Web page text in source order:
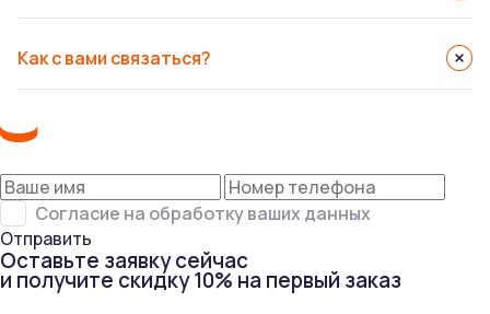
Как с вами связаться?
Согласие на обработку ваших данных
Отправить
Оставьте заявку сейчас
и получите скидку 10% на первый заказ